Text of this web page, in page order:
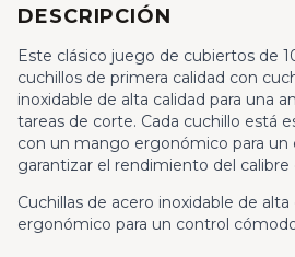
DESCRIPCIÓN
Este clásico juego de cubiertos de
cuchillos de primera calidad con
inoxidable de alta calidad para una
tareas de corte. Cada cuchillo está
con un mango ergonómico para un
garantizar el rendimiento del calibre
Cuchillas de acero inoxidable de
ergonómico para un control